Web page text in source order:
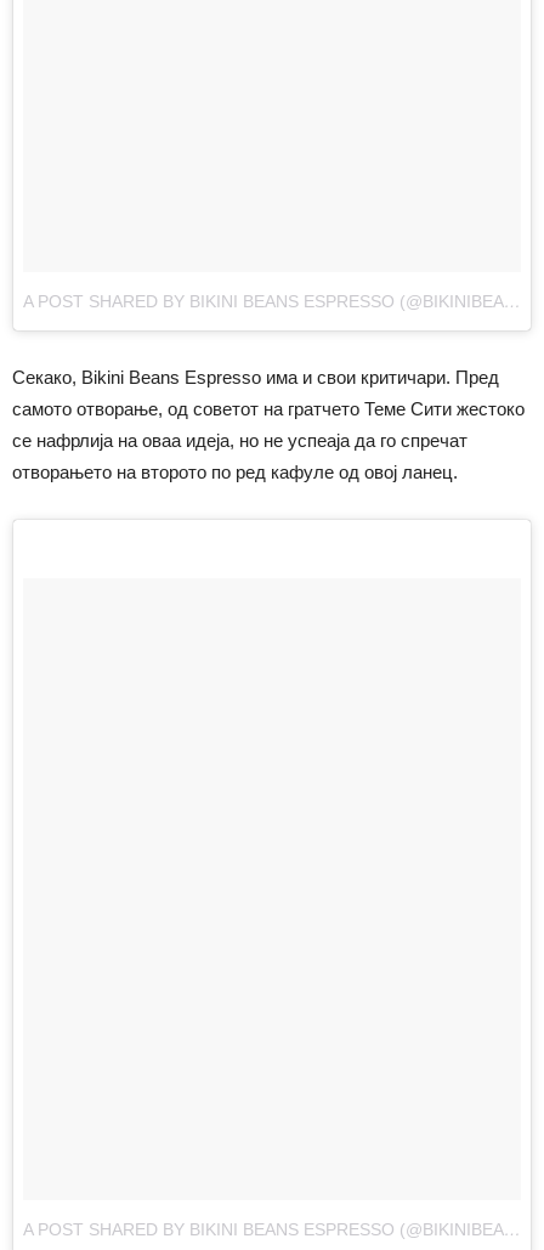
A POST SHARED BY BIKINI BEANS ESPRESSO (@BIKINIBEANSESPRESSO)
Секако, Bikini Beans Espresso има и свои критичари. Пред
самото отворање, од советот на гратчето Теме Сити жестоко
се нафрлија на оваа идеја, но не успеаја да го спречат
отворањето на второто по ред кафуле од овој ланец.
A POST SHARED BY BIKINI BEANS ESPRESSO (@BIKINIBEANSESPRESSO)